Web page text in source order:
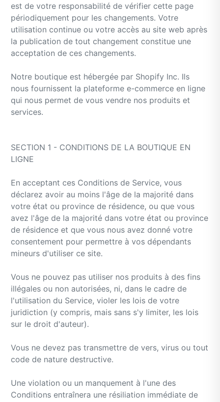
est de votre responsabilité de vérifier cette page
périodiquement pour les changements. Votre
utilisation continue ou votre accès au site web après
la publication de tout changement constitue une
acceptation de ces changements.
Notre boutique est hébergée par Shopify Inc. Ils
nous fournissent la plateforme e-commerce en ligne
qui nous permet de vous vendre nos produits et
services.
SECTION 1 - CONDITIONS DE LA BOUTIQUE EN
LIGNE
En acceptant ces Conditions de Service, vous
déclarez avoir au moins l'âge de la majorité dans
votre état ou province de résidence, ou que vous
avez l'âge de la majorité dans votre état ou province
de résidence et que vous nous avez donné votre
consentement pour permettre à vos dépendants
mineurs d'utiliser ce site.
Vous ne pouvez pas utiliser nos produits à des fins
illégales ou non autorisées, ni, dans le cadre de
l'utilisation du Service, violer les lois de votre
juridiction (y compris, mais sans s'y limiter, les lois
sur le droit d'auteur).
Vous ne devez pas transmettre de vers, virus ou tout
code de nature destructive.
Une violation ou un manquement à l'une des
Conditions entraînera une résiliation immédiate de